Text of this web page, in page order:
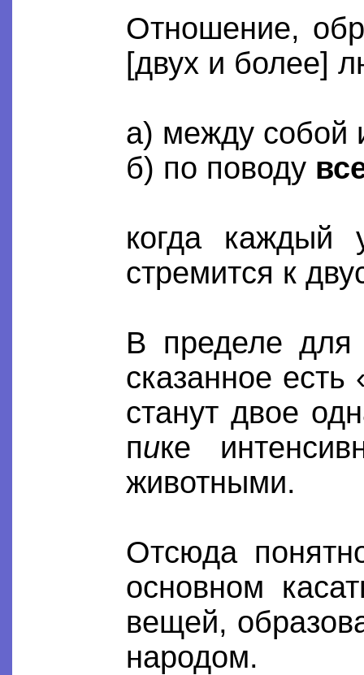
Отношение,
[двух и более]
а) между собой
б) по поводу
когда каждый
стремится к
В пределе
сказанное
станут двое
пике
животными.
Отсюда
основном
вещей,
народом.